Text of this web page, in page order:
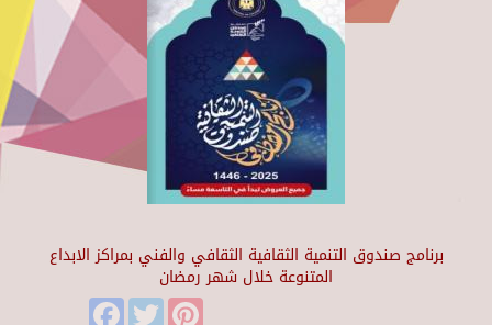
برنامج صندوق التنمية الثقافية الثقافي والفني بمراكز الابداع
المتنوعة خلال شهر رمضان
FacebookTwitter